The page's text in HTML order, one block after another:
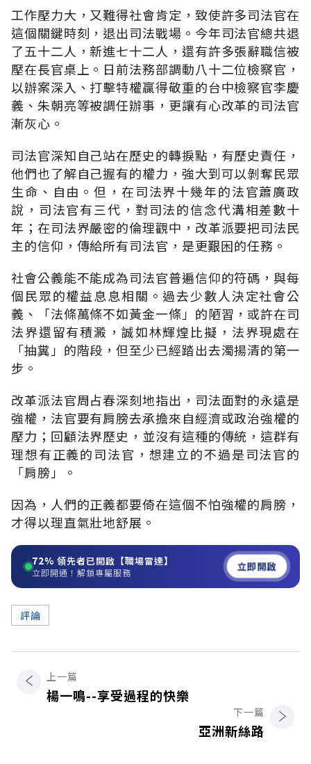
工作壓力大，又難得社會肯定，致使許多司法官在
這個關鍵時刻，退出司法戰場。今年司法官總共退
了五十二人，新進七十二人，還有許多張辭職信被
壓在長官桌上。日前法務部調動八十二位檢察官，
以辦案深入、打擊特權贏得敬重的台中檢察官李慶
義、朱朝亮等被調任辦事，更讓有心改革的司法官
漸灰心。
司法官深知自己站在歷史的轉捩點，有歷史責任，
他們也了解自己握有的權力，強大到可以剝奪民眾
生命、自由。但，在司法界十幾年的法官蕭廣政
說，司法官有三代，對司法的信念代溝相差數十
年；在司法界嚴密的倫理觀中，改革派要把司法民
主的信仰，傳給所有司法官，是更艱困的任務。
社會公義能不能成為司法官普遍信仰的符碼，與每
個民眾的權益息息相關。過去少數人決定社會公
義、「法條萬條不如黃金一條」的陋習，或許在司
法界還留有積澱，誠如林輝煌比擬，法界現處在
「抽糞」的階段，但至少已經踏出去濁揚清的第一
步。
改革派法官周占春深刻地指出，司法面對的永遠是
強權，法官要有肩膀去承擔來自經濟或政治強權的
壓力；回顧法界歷史，並沒有這種的傳統，這群有
理想有正義的司法官，想建立的不過是司法官的
「肩膀」。
因為，人們的正義都要倚在這個不怕強權的肩膀，
才得以理直氣壯地舒展。
72% 領先者已開啟【職場雷達】
立即開通！解鎖專屬服務 立即開啟
評論
上一篇
楊一鳴--享受過程的快樂
下一篇
亞洲新絲路